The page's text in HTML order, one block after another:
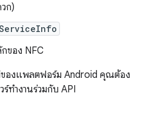
ก)
ของ NFC
องแพลตฟอร์ม Android คุณต้อง
ร์ทำงานร่วมกับ API